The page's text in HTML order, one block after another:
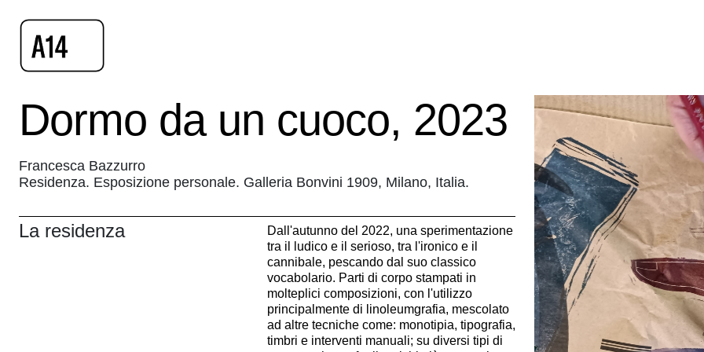
Dormo da un cuoco, 2023
Francesca Bazzurro
Residenza. Esposizione personale. Galleria Bonvini 1909, Milano, Italia.
La residenza
Dall'autunno del 2022, una sperimentazione
tra il ludico e il serioso, tra l'ironico e il
cannibale, pescando dal suo classico
vocabolario. Parti di corpo stampati in
molteplici composizioni, con l'utilizzo
principalmente di linoleumgrafia, mescolato
ad altre tecniche come: monotipia, tipografia,
timbri e interventi manuali; su diversi tipi di